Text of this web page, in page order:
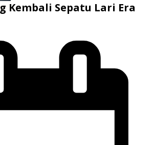
Kembali Sepatu Lari Era